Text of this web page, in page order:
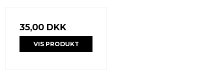
35,00 DKK
VIS PRODUKT